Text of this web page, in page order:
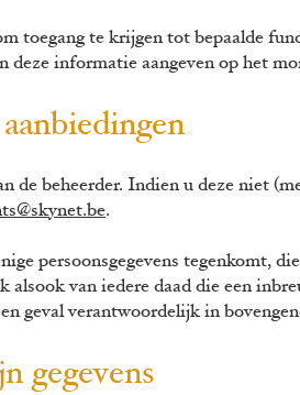
toegang te krijgen tot bepaalde
informatie aangeven op het
de beheerder. Indien u deze niet
.
persoonsgegevens tegenkomt,
van iedere daad die een
geval verantwoordelijk in
gegevens